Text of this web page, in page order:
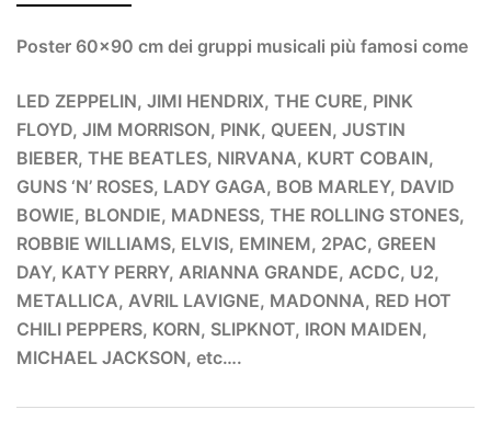
Poster 60×90 cm dei gruppi musicali più famosi come
LED ZEPPELIN, JIMI HENDRIX, THE CURE, PINK
FLOYD, JIM MORRISON, PINK, QUEEN, JUSTIN
BIEBER, THE BEATLES, NIRVANA, KURT COBAIN,
GUNS ‘N’ ROSES, LADY GAGA, BOB MARLEY, DAVID
BOWIE, BLONDIE, MADNESS, THE ROLLING STONES,
ROBBIE WILLIAMS, ELVIS, EMINEM, 2PAC, GREEN
DAY, KATY PERRY, ARIANNA GRANDE, ACDC, U2,
METALLICA, AVRIL LAVIGNE, MADONNA, RED HOT
CHILI PEPPERS, KORN, SLIPKNOT, IRON MAIDEN,
MICHAEL JACKSON, etc….